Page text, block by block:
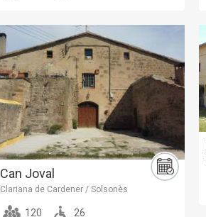
Can Joval
Clariana de Cardener / Solsonès
120 26